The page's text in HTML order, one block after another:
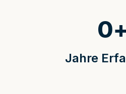
Jahre
0